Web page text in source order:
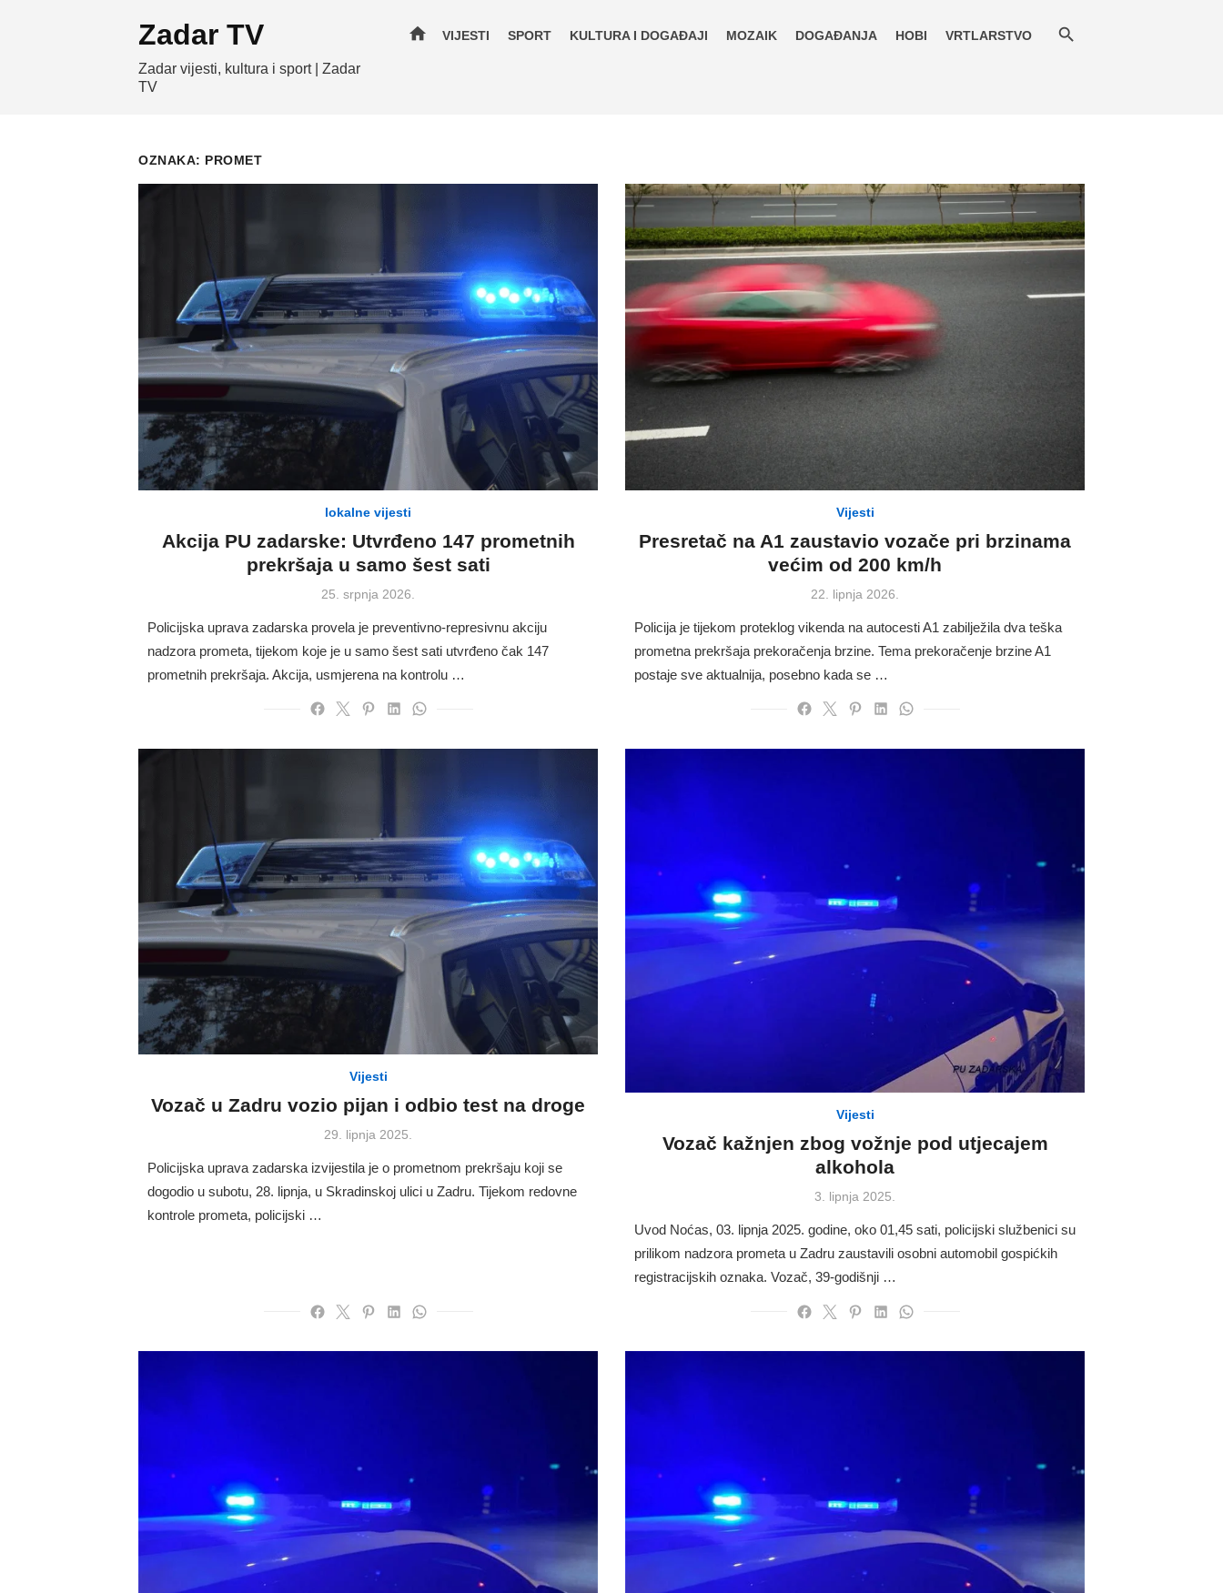
Zadar TV
Zadar vijesti, kultura i sport | Zadar
TV
home VIJESTI SPORT KULTURA I DOGAĐAJI MOZAIK DOGAĐANJA HOBI VRTLARSTVO
OZNAKA: PROMET
lokalne vijesti
Akcija PU zadarske: Utvrđeno 147 prometnih
prekršaja u samo šest sati
Posted
25. srpnja 2026.
Policijska uprava zadarska provela je preventivno-represivnu akciju
nadzora prometa, tijekom koje je u samo šest sati utvrđeno čak 147
prometnih prekršaja. Akcija, usmjerena na kontrolu …
Vijesti
Presretač na A1 zaustavio vozače pri brzinama
većim od 200 km/h
Posted
22. lipnja 2026.
Policija je tijekom proteklog vikenda na autocesti A1 zabilježila dva teška
prometna prekršaja prekoračenja brzine. Tema prekoračenje brzine A1
postaje sve aktualnija, posebno kada se …
Vijesti
Vozač u Zadru vozio pijan i odbio test na droge
Posted
29. lipnja 2025.
Policijska uprava zadarska izvijestila je o prometnom prekršaju koji se
dogodio u subotu, 28. lipnja, u Skradinskoj ulici u Zadru. Tijekom redovne
kontrole prometa, policijski …
Vijesti
Vozač kažnjen zbog vožnje pod utjecajem
alkohola
Posted
3. lipnja 2025.
Uvod Noćas, 03. lipnja 2025. godine, oko 01,45 sati, policijski službenici su
prilikom nadzora prometa u Zadru zaustavili osobni automobil gospićkih
registracijskih oznaka. Vozač, 39-godišnji …